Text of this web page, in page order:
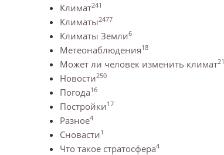
Климат241
Климаты2477
Климаты Земли6
Метеонаблюдения18
Может ли человек изменить климат21
Новости250
Погода16
Постройки17
Разное4
Сновасти1
Что такое стратосфера4